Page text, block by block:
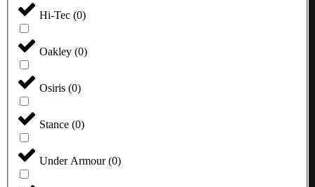
Hi-Tec (0)
Oakley (0)
Osiris (0)
Stance (0)
Under Armour(0)